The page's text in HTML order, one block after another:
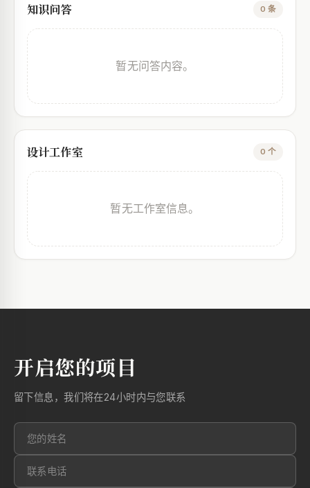
知识问答 0 条
暂无问答内容。
设计工作室 0 个
暂无工作室信息。
开启您的项目
留下信息，我们将在24小时内与您联系